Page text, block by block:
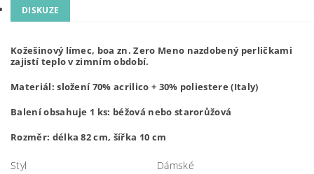
DISKUZE
Kožešinový límec, boa zn. Zero Meno nazdobený perličkami
zajistí teplo v zimním období.
Materiál: složení 70% acrilico + 30% poliestere (Italy)
Balení obsahuje 1 ks: béžová nebo starorůžová
Rozměr: délka 82 cm, šířka 10 cm
Styl
Dámské